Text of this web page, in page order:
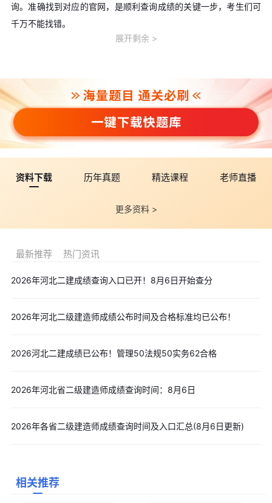
询。准确找到对应的官网，是顺利查询成绩的关键一步，考生们可
千万不能找错。
面，此时需准确输入自己的证件号码、姓名、验证码(部分地区查分
还需要准考证号);最后进入查分入口，点击查询，便能看到自己的
考试成绩了。在输入信息时，一定要认真核对，避免因输入错误导
致无法查询成绩。
如果考生对自己的成绩有异议，可在考试成绩公布之日起的一
心提交复查申请表。要特别注意，逾期提交复查申请是不予受理
的。并且，成绩复查只限于主观题成绩的复查，客观题成绩不在复
查范围之内。成绩复核主要查看有无漏评，计分、登分是否准确，
绩复核结果会在规定时间公布，考生可自行登录相关平台查询。
书]，通过“立即预约”免费预约短信提醒，“订阅报考资讯”，届时我
领取时间，2026年报名及考试时间等信息，建议各位收藏查看：
级建造师报名时间及报名入口汇总，以上汇总根据各地通知更新。
2、2026二级建造师新生备考启航第一课-
展开剩余
资料下载 历年真题 精选课程 老师直播
更多资料 >
最新推荐 热门资讯
2026年河北二建成绩查询入口已开！8月6日开始查分
2026年河北二级建造师成绩公布时间及合格标准均已公布！
2026河北二建成绩已公布！管理50法规50实务62合格
2026年河北省二级建造师成绩查询时间：8月6日
2026年各省二级建造师成绩查询时间及入口汇总(8月6日更新)
相关推荐